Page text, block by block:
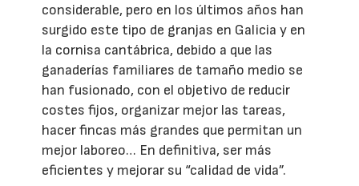
considerable, pero en los últimos años han
surgido este tipo de granjas en Galicia y en
la cornisa cantábrica, debido a que las
ganaderías familiares de tamaño medio se
han fusionado, con el objetivo de reducir
costes fijos, organizar mejor las tareas,
hacer fincas más grandes que permitan un
mejor laboreo… En definitiva, ser más
eficientes y mejorar su “calidad de vida”.